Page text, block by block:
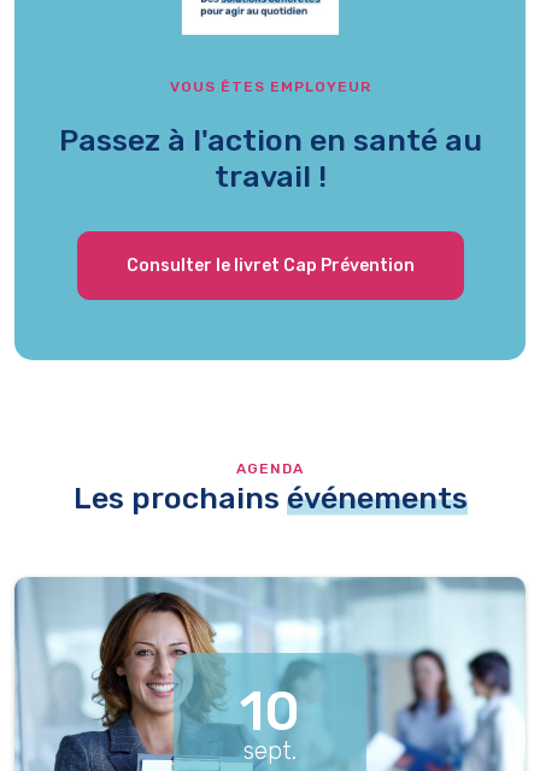
VOUS ÊTES EMPLOYEUR
Passez à l'action en santé au
travail !
Consulter le livret Cap Prévention
AGENDA
Les prochains événements
10
sept.